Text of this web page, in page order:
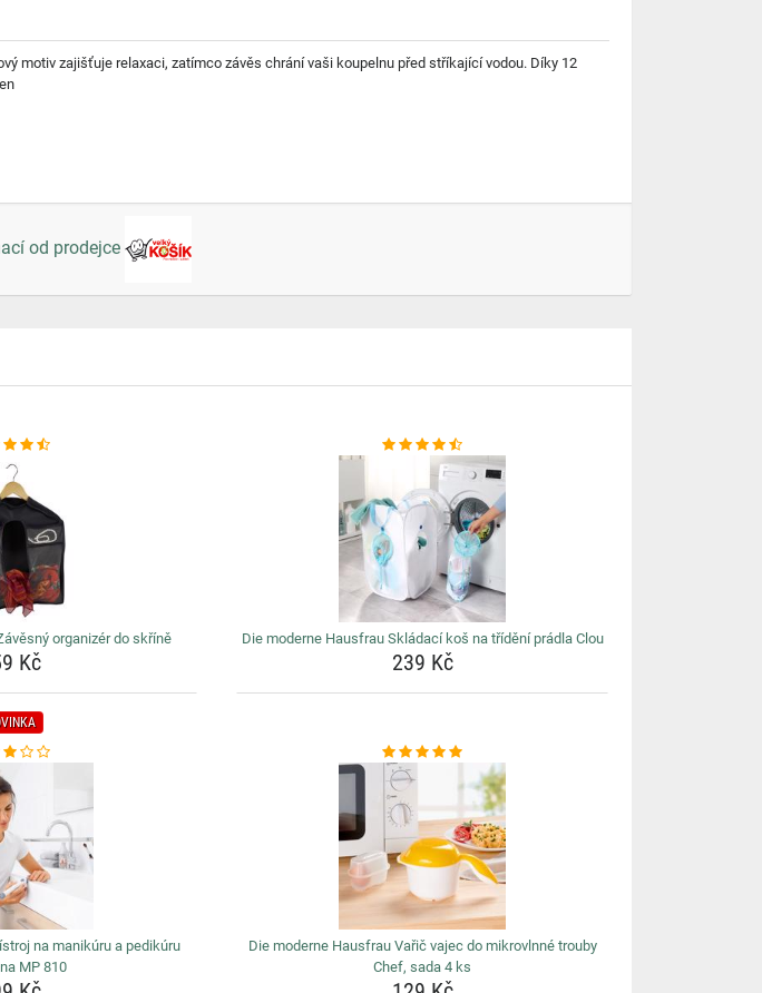
motiv zajišťuje relaxaci, zatímco závěs chrání vaši koupelnu před stříkající vodou. Díky 12
od prodejce
organizér do skříně
Kč
Die moderne Hausfrau Skládací koš na třídění prádla Clou
239 Kč
na manikúru a pedikúru
MP 810
Die moderne Hausfrau Vařič vajec do mikrovlnné trouby
Chef, sada 4 ks